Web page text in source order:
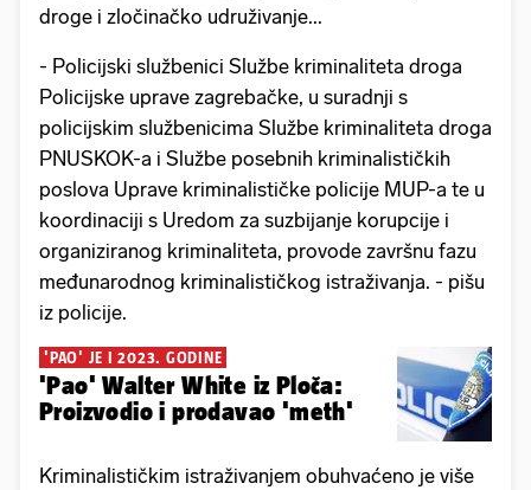
droge i zločinačko udruživanje...
- Policijski službenici Službe kriminaliteta droga
Policijske uprave zagrebačke, u suradnji s
policijskim službenicima Službe kriminaliteta droga
PNUSKOK-a i Službe posebnih kriminalističkih
poslova Uprave kriminalističke policije MUP-a te u
koordinaciji s Uredom za suzbijanje korupcije i
organiziranog kriminaliteta, provode završnu fazu
međunarodnog kriminalističkog istraživanja. - pišu
iz policije.
'PAO' JE I 2023. GODINE
'Pao' Walter White iz Ploča:
Proizvodio i prodavao 'meth'
Kriminalističkim istraživanjem obuhvaćeno je više